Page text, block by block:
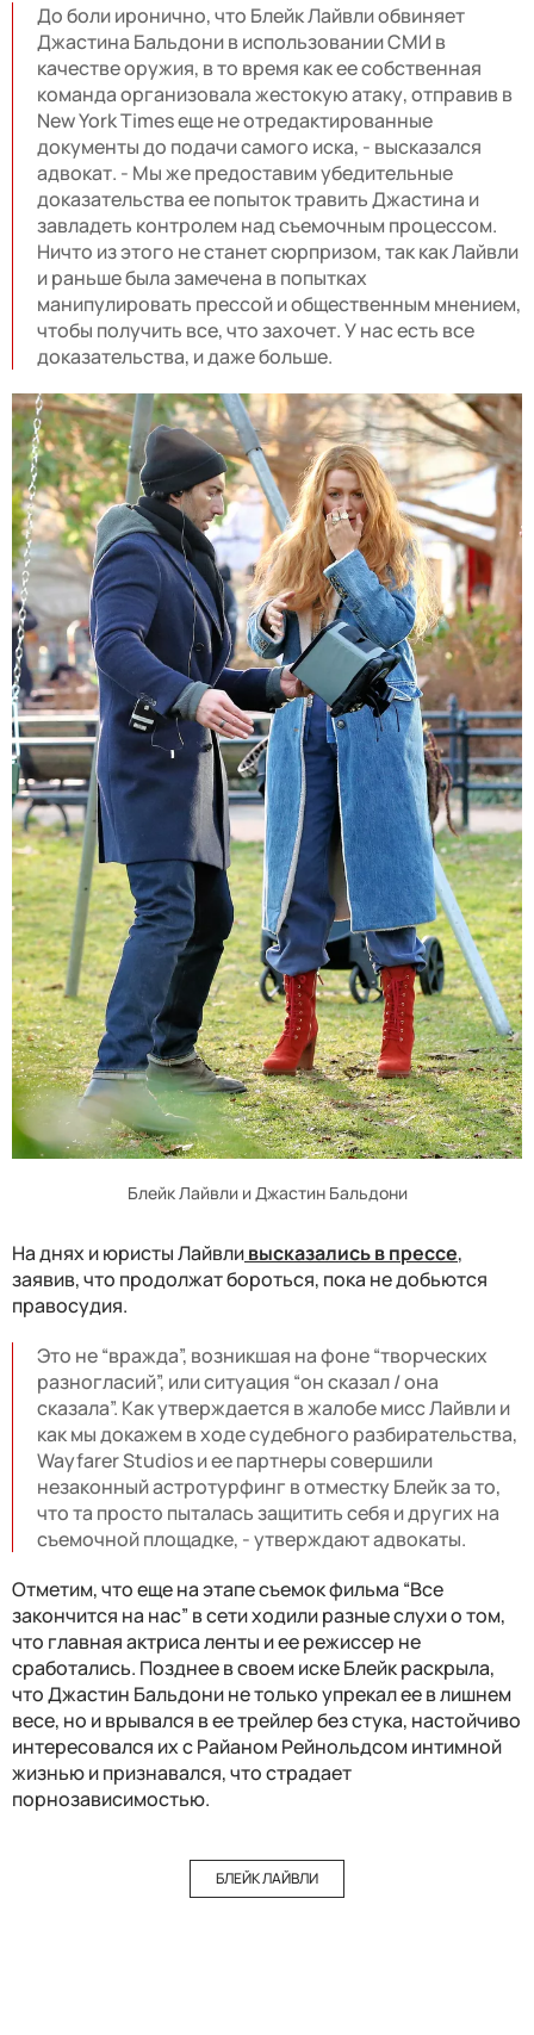
До боли иронично, что Блейк Лайвли обвиняет
Джастина Бальдони в использовании СМИ в
качестве оружия, в то время как ее собственная
команда организовала жестокую атаку, отправив в
New York Times еще не отредактированные
документы до подачи самого иска, - высказался
адвокат. - Мы же предоставим убедительные
доказательства ее попыток травить Джастина и
завладеть контролем над съемочным процессом.
Ничто из этого не станет сюрпризом, так как Лайвли
и раньше была замечена в попытках
манипулировать прессой и общественным мнением,
чтобы получить все, что захочет. У нас есть все
доказательства, и даже больше.
Блейк Лайвли и Джастин Бальдони
На днях и юристы Лайвливысказались в прессе,
заявив, что продолжат бороться, пока не добьются
правосудия.
Это не “вражда”, возникшая на фоне “творческих
разногласий”, или ситуация “он сказал / она
сказала”. Как утверждается в жалобе мисс Лайвли и
как мы докажем в ходе судебного разбирательства,
Wayfarer Studios и ее партнеры совершили
незаконный астротурфинг в отместку Блейк за то,
что та просто пыталась защитить себя и других на
съемочной площадке, - утверждают адвокаты.
Отметим, что еще на этапе съемок фильма “Все
закончится на нас” в сети ходили разные слухи о том,
что главная актриса ленты и ее режиссер не
сработались. Позднее в своем иске Блейк раскрыла,
что Джастин Бальдони не только упрекал ее в лишнем
весе, но и врывался в ее трейлер без стука, настойчиво
интересовался их с Райаном Рейнольдсом интимной
жизнью и признавался, что страдает
порнозависимостью.
БЛЕЙК ЛАЙВЛИ